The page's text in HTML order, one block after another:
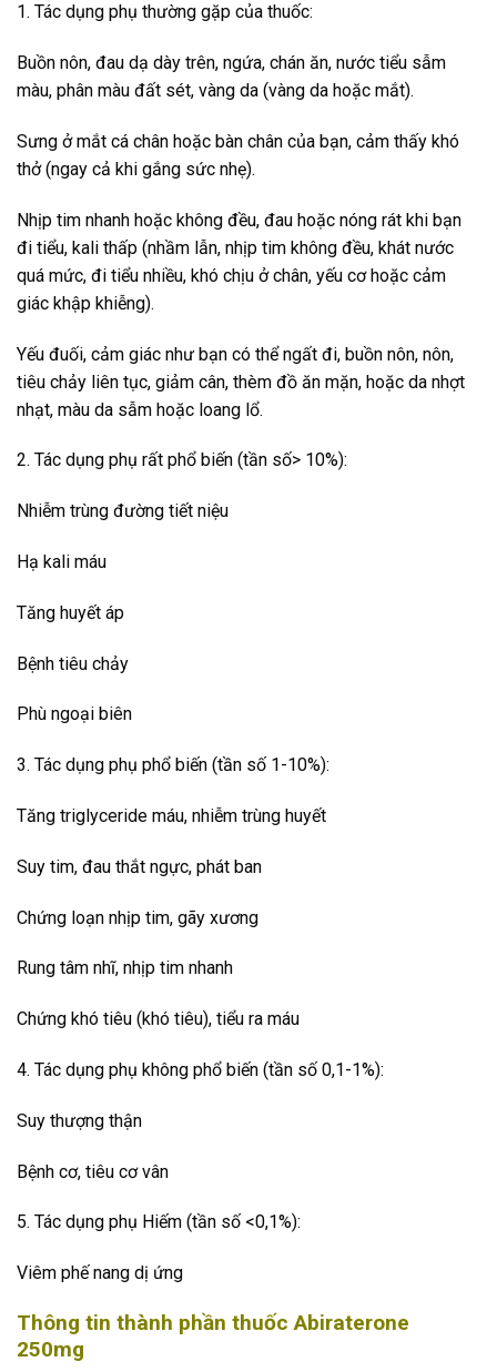
1. Tác dụng phụ thường gặp của thuốc:
Buồn nôn, đau dạ dày trên, ngứa, chán ăn, nước tiểu sẫm
màu, phân màu đất sét, vàng da (vàng da hoặc mắt).
Sưng ở mắt cá chân hoặc bàn chân của bạn, cảm thấy khó
thở (ngay cả khi gắng sức nhẹ).
Nhịp tim nhanh hoặc không đều, đau hoặc nóng rát khi bạn
đi tiểu, kali thấp (nhầm lẫn, nhịp tim không đều, khát nước
quá mức, đi tiểu nhiều, khó chịu ở chân, yếu cơ hoặc cảm
giác khập khiễng).
Yếu đuối, cảm giác như bạn có thể ngất đi, buồn nôn, nôn,
tiêu chảy liên tục, giảm cân, thèm đồ ăn mặn, hoặc da nhợt
nhạt, màu da sẫm hoặc loang lổ.
2. Tác dụng phụ rất phổ biến (tần số> 10%):
Nhiễm trùng đường tiết niệu
Hạ kali máu
Tăng huyết áp
Bệnh tiêu chảy
Phù ngoại biên
3. Tác dụng phụ phổ biến (tần số 1-10%):
Tăng triglyceride máu, nhiễm trùng huyết
Suy tim, đau thắt ngực, phát ban
Chứng loạn nhịp tim, gãy xương
Rung tâm nhĩ, nhịp tim nhanh
Chứng khó tiêu (khó tiêu), tiểu ra máu
4. Tác dụng phụ không phổ biến (tần số 0,1-1%):
Suy thượng thận
Bệnh cơ, tiêu cơ vân
5. Tác dụng phụ Hiếm (tần số <0,1%):
Viêm phế nang dị ứng
Thông tin thành phần thuốc Abiraterone
250mg